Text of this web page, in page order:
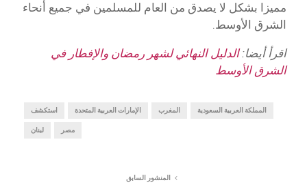
مميزا بشكل لا يصدق من العام للمسلمين في جميع أنحاء
الشرق الأوسط.
اقرأ أيضا:الدليل النهائي لشهر رمضان والإفطار في
الشرق الأوسط
استكشف الإمارات العربية المتحدة المغرب المملكة العربية السعودية
لبنان مصر
المنشور السابق